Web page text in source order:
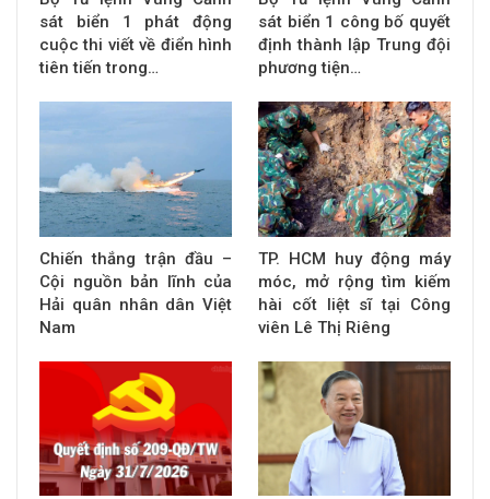
sát biển 1 phát động
cuộc thi viết về điển hình
tiên tiến trong…
sát biển 1 công bố quyết
định thành lập Trung đội
phương tiện…
Chiến thắng trận đầu –
Cội nguồn bản lĩnh của
Hải quân nhân dân Việt
Nam
TP. HCM huy động máy
móc, mở rộng tìm kiếm
hài cốt liệt sĩ tại Công
viên Lê Thị Riêng